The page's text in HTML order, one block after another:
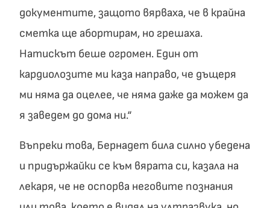
документите, защото вярваха, че в крайна
сметка ще абортирам, но грешаха.
Натискът беше огромен. Един от
кардиолозите ми каза направо, че дъщеря
ми няма да оцелее, че няма даже да можем да
я заведем до дома ни.“
Въпреки това, Бернадет била силно убедена
и придържайки се към вярата си, казала на
лекаря, че не оспорва неговите познания